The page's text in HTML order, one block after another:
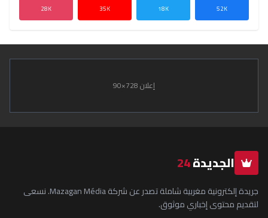
52K
18K
35K
28K
إعلان 728×90
الجديدة24
جريدة إلكترونية مغربية شاملة تصدر عن شركة Mazagan Média. نسعى
لتقديم محتوى إخباري موثوق.